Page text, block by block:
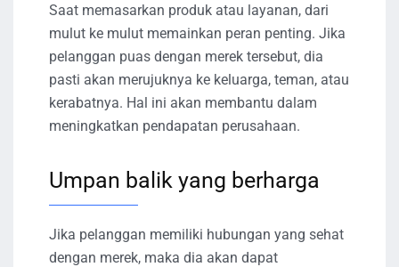
Saat memasarkan produk atau layanan, dari
mulut ke mulut memainkan peran penting. Jika
pelanggan puas dengan merek tersebut, dia
pasti akan merujuknya ke keluarga, teman, atau
kerabatnya. Hal ini akan membantu dalam
meningkatkan pendapatan perusahaan.
Umpan balik yang berharga
Jika pelanggan memiliki hubungan yang sehat
dengan merek, maka dia akan dapat